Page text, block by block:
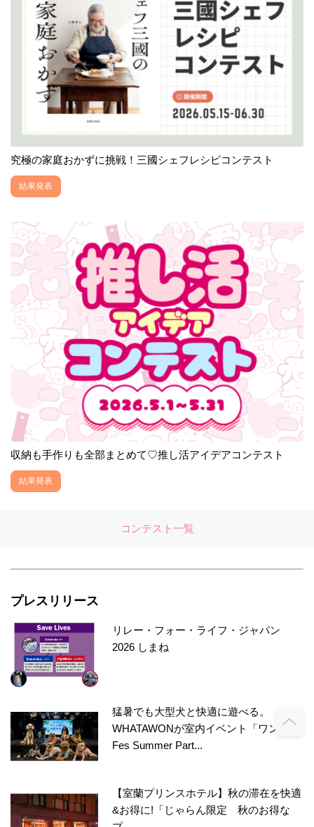
究極の家庭おかずに挑戦！三國シェフレシピコンテスト
結果発表
収納も手作りも全部まとめて♡推し活アイデアコンテスト
結果発表
コンテスト一覧
プレスリリース
リレー・フォー・ライフ・ジャパン
2026 しまね
猛暑でも大型犬と快適に遊べる。
WHATAWONが室内イベント「ワン上等
Fes Summer Part...
【室蘭プリンスホテル】秋の滞在を快適
&お得に!「じゃらん限定 秋のお得な